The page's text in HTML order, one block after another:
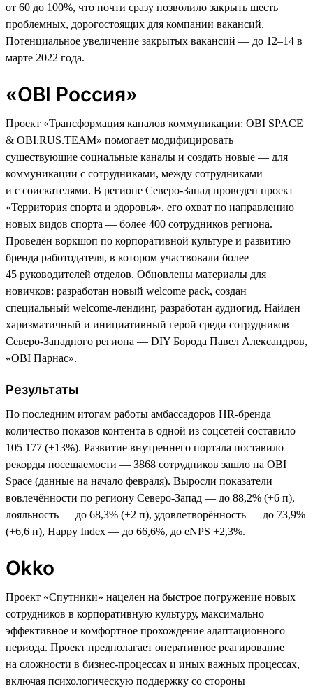
от 60 до 100%, что почти сразу позволило закрыть шесть
проблемных, дорогостоящих для компании вакансий.
Потенциальное увеличение закрытых вакансий — до 12–14 в
марте 2022 года.
«OBI Россия»
Проект «Трансформация каналов коммуникации: OBI SPACE
& OBI.RUS.TEAM» помогает модифицировать
существующие социальные каналы и создать новые — для
коммуникации с сотрудниками, между сотрудниками
и с соискателями. В регионе Северо-Запад проведен проект
«Территория спорта и здоровья», его охват по направлению
новых видов спорта — более 400 сотрудников региона.
Проведён воркшоп по корпоративной культуре и развитию
бренда работодателя, в котором участвовали более
45 руководителей отделов. Обновлены материалы для
новичков: разработан новый welcome pack, создан
специальный welcome-лендинг, разработан аудиогид. Найден
харизматичный и инициативный герой среди сотрудников
Северо-Западного региона — DIY Борода Павел Александров,
«ОBI Парнас».
Результаты
По последним итогам работы амбассадоров HR-бренда
количество показов контента в одной из соцсетей составило
105 177 (+13%). Развитие внутреннего портала поставило
рекорды посещаемости — З868 сотрудников зашло на OBI
Space (данные на начало февраля). Выросли показатели
вовлечённости по региону Северо-Запад — до 88,2% (+6 п),
лояльность — до 68,3% (+2 п), удовлетворённость — до 73,9%
(+6,6 п), Happy Index — до 66,6%, до eNPS +2,3%.
Okko
Проект «Спутники» нацелен на быстрое погружение новых
сотрудников в корпоративную культуру, максимально
эффективное и комфортное прохождение адаптационного
периода. Проект предполагает оперативное реагирование
на сложности в бизнес-процессах и иных важных процессах,
включая психологическую поддержку со стороны